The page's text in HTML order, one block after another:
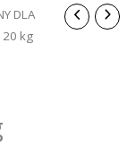
DLA
20 kg